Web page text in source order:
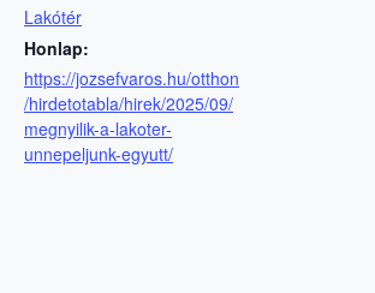
Lakótér
Honlap:
https://jozsefvaros.hu/otthon
/hirdetotabla/hirek/2025/09/
megnyilik-a-lakoter-
unnepeljunk-egyutt/